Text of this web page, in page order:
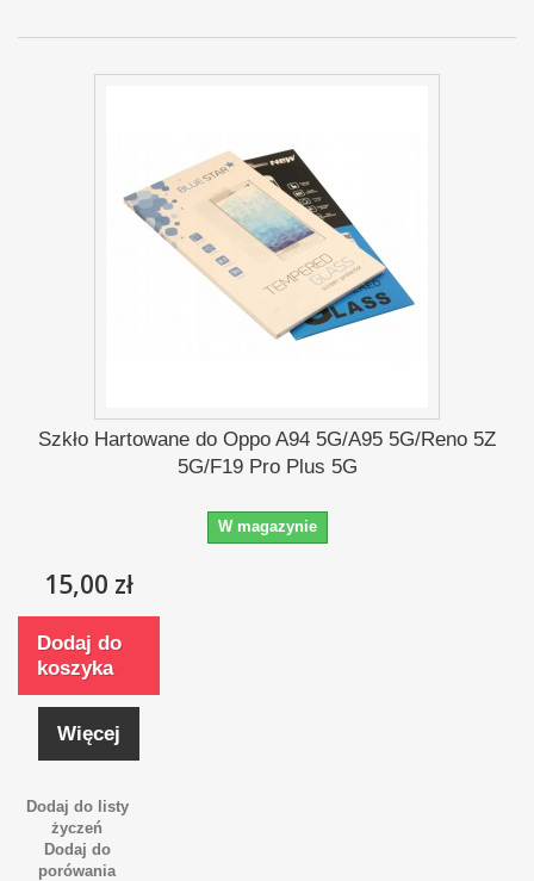
Szkło Hartowane do Oppo A94 5G/A95 5G/Reno 5Z
5G/F19 Pro Plus 5G
W magazynie
15,00 zł
Dodaj do
koszyka
Więcej
Dodaj do listy
życzeń
Dodaj do
porówania